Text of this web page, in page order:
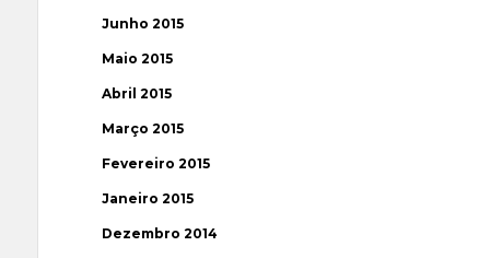
Junho 2015
Maio 2015
Abril 2015
Março 2015
Fevereiro 2015
Janeiro 2015
Dezembro 2014